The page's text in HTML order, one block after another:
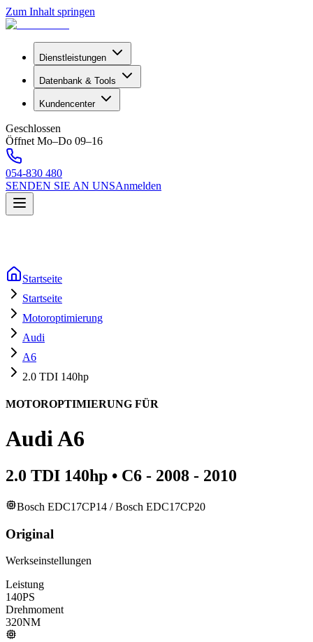
Zum Inhalt springen
Dienstleistungen
Datenbank & Tools
Kundencenter
Geschlossen
Öffnet Mo–Do 09–16
054-830 480
SENDEN SIE AN UNSAnmelden
Startseite
Startseite
Motoroptimierung
Audi
A6
2.0 TDI 140hp
MOTOROPTIMIERUNG FÜR
AudiA6
2.0 TDI 140hp • C6 - 2008 - 2010
Bosch EDC17CP14 / Bosch EDC17CP20
Original
Werkseinstellungen
Leistung
140PS
Drehmoment
320NM